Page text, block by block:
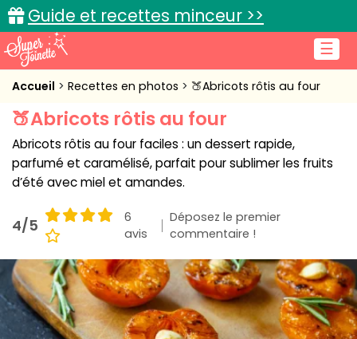
☰
Guide et recettes minceur >>
Accueil
Recettes de cuisine
Cuisine pratique
L'actu cuisine
Connexion
Accueil Recettes en photos 🍑Abricots rôtis au four
🍑Abricots rôtis au four
Abricots rôtis au four faciles : un dessert rapide,
parfumé et caramélisé, parfait pour sublimer les fruits
d’été avec miel et amandes.
4/5
6
avis
Déposez le premier
commentaire !